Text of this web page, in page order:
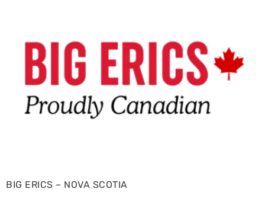
BIG ERICS – NOVA SCOTIA